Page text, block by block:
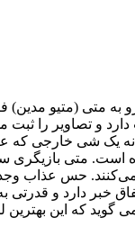
متی (متیو مدین)
و تصاویر را ثبت
نه یک شی خارجی
است. متی
حس عذاب وجدان
خبر دارد و قدرتی
که این بهترین